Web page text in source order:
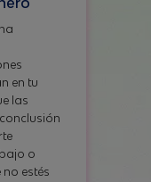
en tu
las
o
estés